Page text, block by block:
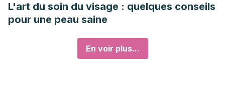
L'art du soin du visage : quelques conseils
pour une peau saine
En voir plus...